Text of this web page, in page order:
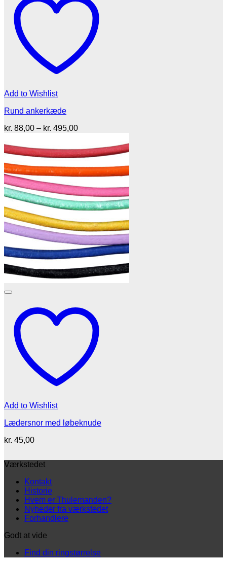
Add to Wishlist
Rund ankerkæde
kr. 88,00 – kr. 495,00Prisinterval:
kr. 495,00
Add to Wishlist
Lædersnor med løbeknude
kr. 45,00
Værkstedet
Kontakt
Historie
Hvem er Thulemanden?
Nyheder fra værkstedet
Forhandlere
Godt at vide
Find din ringstørrelse